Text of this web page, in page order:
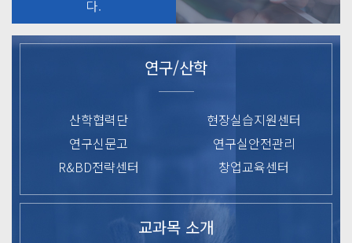
다.
연구/산학
산학협력단
현장실습지원센터
연구신문고
연구실안전관리
R&BD전략센터
창업교육센터
교과목 소개